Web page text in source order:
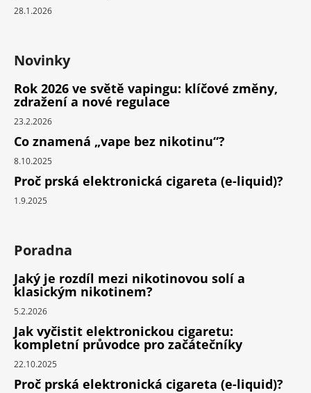
28.1.2026
Novinky
Rok 2026 ve světě vapingu: klíčové změny,
zdražení a nové regulace
23.2.2026
Co znamená „vape bez nikotinu“?
8.10.2025
Proč prská elektronická cigareta (e-liquid)?
1.9.2025
Poradna
Jaký je rozdíl mezi nikotinovou solí a
klasickým nikotinem?
5.2.2026
Jak vyčistit elektronickou cigaretu:
kompletní průvodce pro začátečníky
22.10.2025
Proč prská elektronická cigareta (e-liquid)?